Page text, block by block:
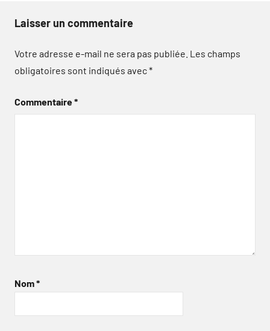
Laisser un commentaire
Votre adresse e-mail ne sera pas publiée. Les champs
obligatoires sont indiqués avec*
Commentaire*
Nom*